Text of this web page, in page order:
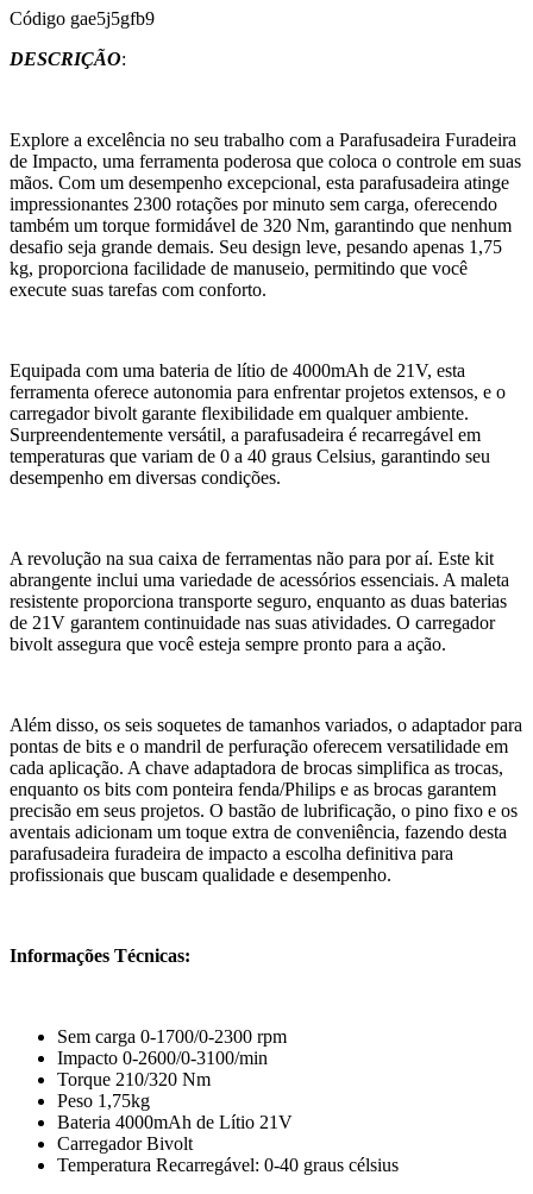
Código gae5j5gfb9
DESCRIÇÃO:
Explore a excelência no seu trabalho com a Parafusadeira Furadeira
de Impacto, uma ferramenta poderosa que coloca o controle em suas
mãos. Com um desempenho excepcional, esta parafusadeira atinge
impressionantes 2300 rotações por minuto sem carga, oferecendo
também um torque formidável de 320 Nm, garantindo que nenhum
desafio seja grande demais. Seu design leve, pesando apenas 1,75
kg, proporciona facilidade de manuseio, permitindo que você
execute suas tarefas com conforto.
Equipada com uma bateria de lítio de 4000mAh de 21V, esta
ferramenta oferece autonomia para enfrentar projetos extensos, e o
carregador bivolt garante flexibilidade em qualquer ambiente.
Surpreendentemente versátil, a parafusadeira é recarregável em
temperaturas que variam de 0 a 40 graus Celsius, garantindo seu
desempenho em diversas condições.
A revolução na sua caixa de ferramentas não para por aí. Este kit
abrangente inclui uma variedade de acessórios essenciais. A maleta
resistente proporciona transporte seguro, enquanto as duas baterias
de 21V garantem continuidade nas suas atividades. O carregador
bivolt assegura que você esteja sempre pronto para a ação.
Além disso, os seis soquetes de tamanhos variados, o adaptador para
pontas de bits e o mandril de perfuração oferecem versatilidade em
cada aplicação. A chave adaptadora de brocas simplifica as trocas,
enquanto os bits com ponteira fenda/Philips e as brocas garantem
precisão em seus projetos. O bastão de lubrificação, o pino fixo e os
aventais adicionam um toque extra de conveniência, fazendo desta
parafusadeira furadeira de impacto a escolha definitiva para
profissionais que buscam qualidade e desempenho.
Informações Técnicas:
Sem carga 0-1700/0-2300 rpm
Impacto 0-2600/0-3100/min
Torque 210/320 Nm
Peso 1,75kg
Bateria 4000mAh de Lítio 21V
Carregador Bivolt
Temperatura Recarregável: 0-40 graus célsius